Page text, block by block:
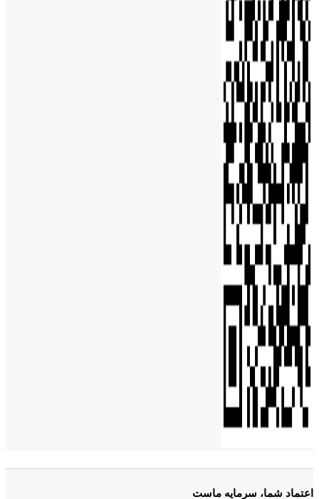
اعتماد شما، سرمایه ماست